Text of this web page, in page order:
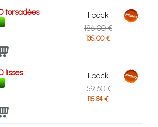
torsadées
1 pack
186.00 €
135.00 €
lisses
1 pack
159.60 €
115.84 €